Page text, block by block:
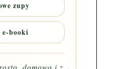
zupy
e-booki
domowo i z